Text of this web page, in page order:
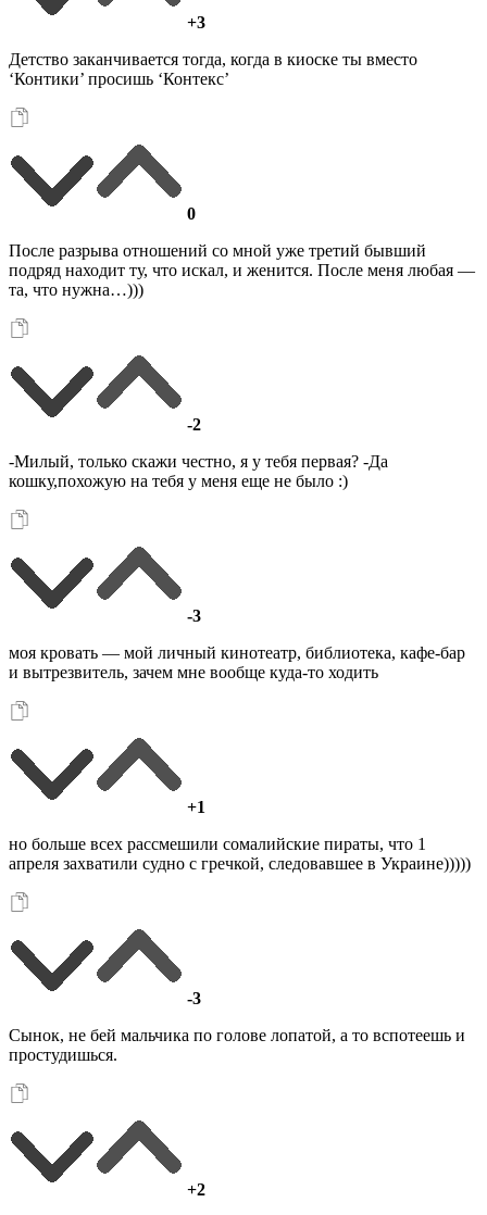
+3
Детство заканчивается тогда, когда в киоске ты вместо
‘Контики’ просишь ‘Контекс’
0
После разрыва отношений со мной уже третий бывший
подряд находит ту, что искал, и женится. После меня любая —
та, что нужна…)))
-2
-Милый, только скажи честно, я у тебя первая? -Да
кошку,похожую на тебя у меня еще не было :)
-3
моя кровать — мой личный кинотеатр, библиотека, кафе-бар
и вытрезвитель, зачем мне вообще куда-то ходить
+1
но больше всех рассмешили сомалийские пираты, что 1
апреля захватили судно с гречкой, следовавшее в Украине)))))
-3
Сынок, не бей мальчика по голове лопатой, а то вcпотеешь и
простудишься.
+2